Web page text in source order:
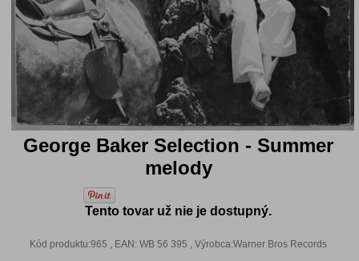
George Baker Selection - Summer
melody
Tento tovar už nie je dostupný.
Kód produktu:965 , EAN: WB 56 395 , Výrobca:Warner Bros Records